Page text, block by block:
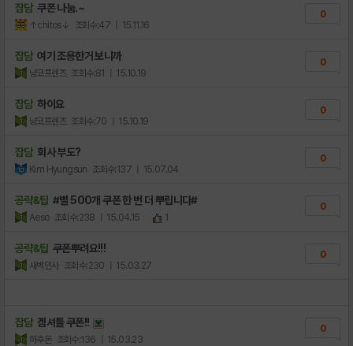
잡담 쿠폰 나눔.~
↑chitos↓ 조회수:47 | 15.11.16
0
잡담 여기 조용한거 보니까
냥코프렌즈 조회수:81 | 15.10.19
0
잡담 하이요
냥코프렌즈 조회수:70 | 15.10.19
0
잡담 회사 부도?
Kim Hyungsun 조회수:137 | 15.07.04
0
공략&팁 #별 500개 쿠폰 한 번 더 뿌립니다#
Aeso 조회수:238 | 15.04.15 1
0
공략&팁 쿠폰뿌려요!!!
새벽인사 조회수:230 | 15.03.27
0
잡담 겜셔틀 쿠폰!!
하후돈 조회수:136 | 15.03.23
0